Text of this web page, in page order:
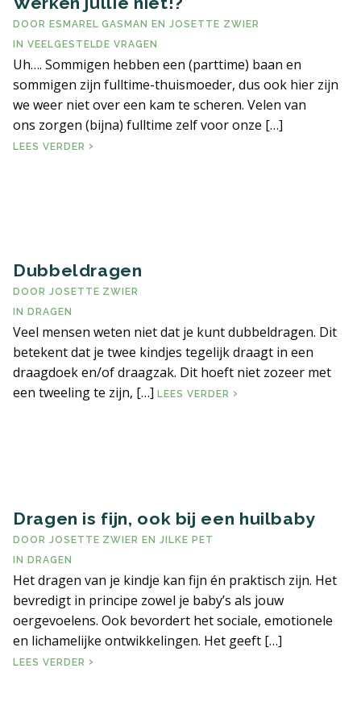
DOOR ESMAREL GASMAN ENJOSETTE ZWIER
IN VEELGESTELDE VRAGEN
Uh…. Sommigen hebben een (parttime) baan en
sommigen zijn fulltime-thuismoeder, dus ook hier zijn
we weer niet over een kam te scheren. Velen van
ons zorgen (bijna) fulltime zelf voor onze […]
LEES VERDER WERKEN JULLIE NIET!?
Dubbeldragen
DOOR JOSETTE ZWIER
IN
DRAGEN
Veel mensen weten niet dat je kunt dubbeldragen. Dit
betekent dat je twee kindjes tegelijk draagt in een
draagdoek en/of draagzak. Dit hoeft niet zozeer met
een tweeling te zijn, […] LEES VERDER DUBBELDRAGEN
Dragen is fijn, ook bij een huilbaby
DOOR JOSETTE ZWIER ENJILKE PET
IN DRAGEN
Het dragen van je kindje kan fijn én praktisch zijn. Het
bevredigt in principe zowel je baby’s als jouw
oergevoelens. Ook bevordert het sociale, emotionele
en lichamelijke ontwikkelingen. Het geeft […]
LEES VERDER DRAGEN IS FIJN, OOK BIJ EEN HUILBABY